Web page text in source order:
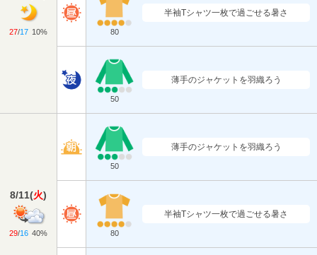
27/17 10% 80
半袖Tシャツ一枚で過ごせる暑さ
50
薄手のジャケットを羽織ろう
8/11(火)
29/16 40%
50
薄手のジャケットを羽織ろう
80
半袖Tシャツ一枚で過ごせる暑さ